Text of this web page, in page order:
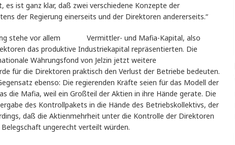
ist ganz klar, daß zwei verschiedene Konzepte der
der Regierung einerseits und der Direktoren andererseits.“
stehe vor allem Vermittler- und Mafia-Kapital, also
das produktive Industriekapital repräsentierten. Die
Währungsfond von Jelzin jetzt weitere
für die Direktoren praktisch den Verlust der Betriebe bedeuten.
ebenso: Die regierenden Kräfte seien für das Modell der
die Mafia, weil ein Großteil der Aktien in ihre Hände gerate. Die
des Kontrollpakets in die Hände des Betriebskollektivs, der
daß die Aktienmehrheit unter die Kontrolle der Direktoren
ungerecht verteilt würden.